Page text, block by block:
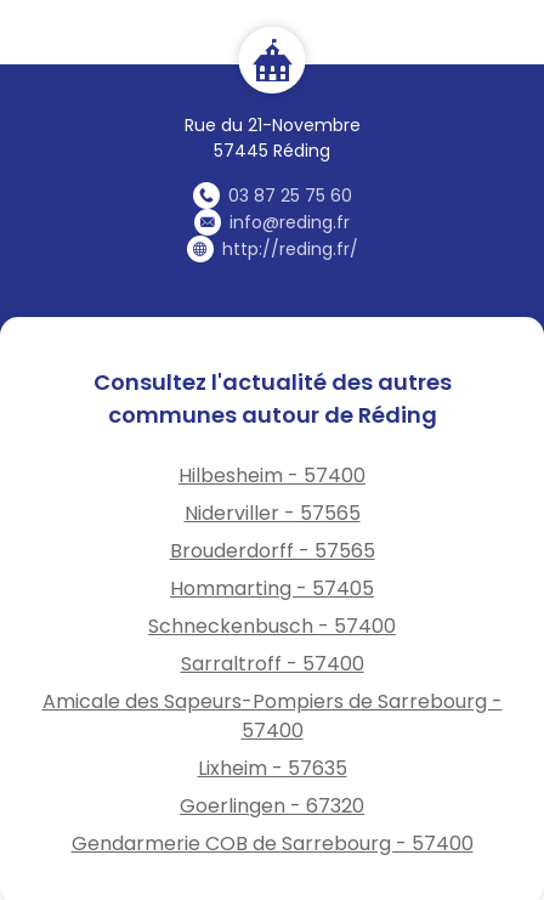
Rue du 21-Novembre
57445 Réding
03 87 25 75 60
info@reding.fr
http://reding.fr/
Consultez l'actualité des autres
communes autour de Réding
Hilbesheim - 57400
Niderviller - 57565
Brouderdorff - 57565
Hommarting - 57405
Schneckenbusch - 57400
Sarraltroff - 57400
Amicale des Sapeurs-Pompiers de Sarrebourg -
57400
Lixheim - 57635
Goerlingen - 67320
Gendarmerie COB de Sarrebourg - 57400